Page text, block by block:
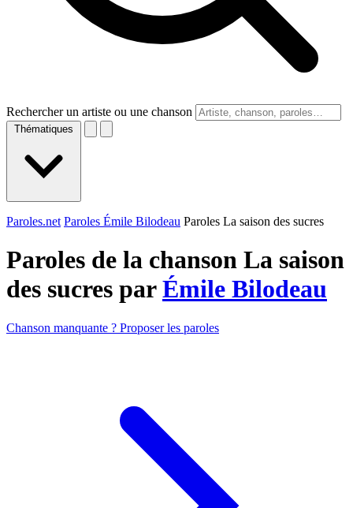
Rechercher un artiste ou une chanson
Thématiques
Paroles.net Paroles Émile Bilodeau Paroles La saison des sucres
Paroles de la chanson La saison
des sucres parÉmile Bilodeau
Chanson manquante ? Proposer les paroles